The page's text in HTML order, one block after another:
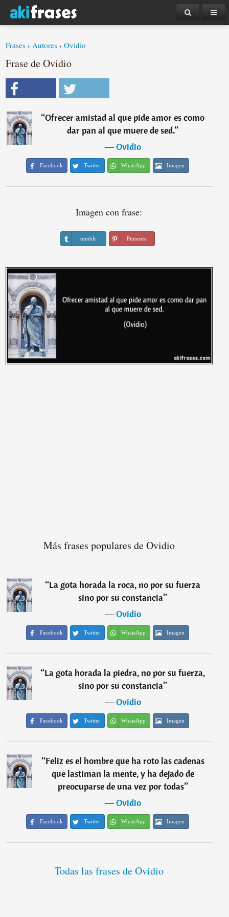
Frases ›Autores ›Ovidio
Frase de Ovidio
“Ofrecer amistad al que pide amor es como
dar pan al que muere de sed.”
―Ovidio
Facebook Twitter WhatsApp Imagen
Imagen con frase:
tumblr Pinterest
Más frases populares de Ovidio
“La gota horada la roca, no por su fuerza
sino por su constancia”
―Ovidio
Facebook Twitter WhatsApp Imagen
“La gota horada la piedra, no por su fuerza,
sino por su constancia”
―Ovidio
Facebook Twitter WhatsApp Imagen
“Feliz es el hombre que ha roto las cadenas
que lastiman la mente, y ha dejado de
preocuparse de una vez por todas”
―Ovidio
Facebook Twitter WhatsApp Imagen
Todas las frases de Ovidio